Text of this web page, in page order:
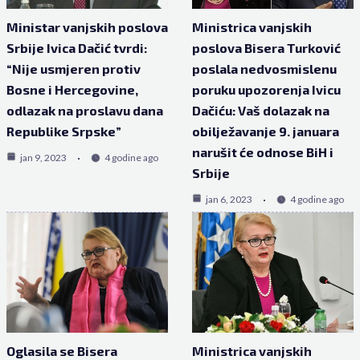
Ministar vanjskih poslova
Srbije Ivica Dačić tvrdi:
“Nije usmjeren protiv
Bosne i Hercegovine,
odlazak na proslavu dana
Republike Srpske”
jan 9, 2023 4 godine ago
Ministrica vanjskih
poslova Bisera Turković
poslala nedvosmislenu
poruku upozorenja Ivicu
Dačiću: Vaš dolazak na
obilježavanje 9. januara
narušit će odnose BiH i
Srbije
jan 6, 2023 4 godine ago
Oglasila se Bisera
Ministrica vanjskih